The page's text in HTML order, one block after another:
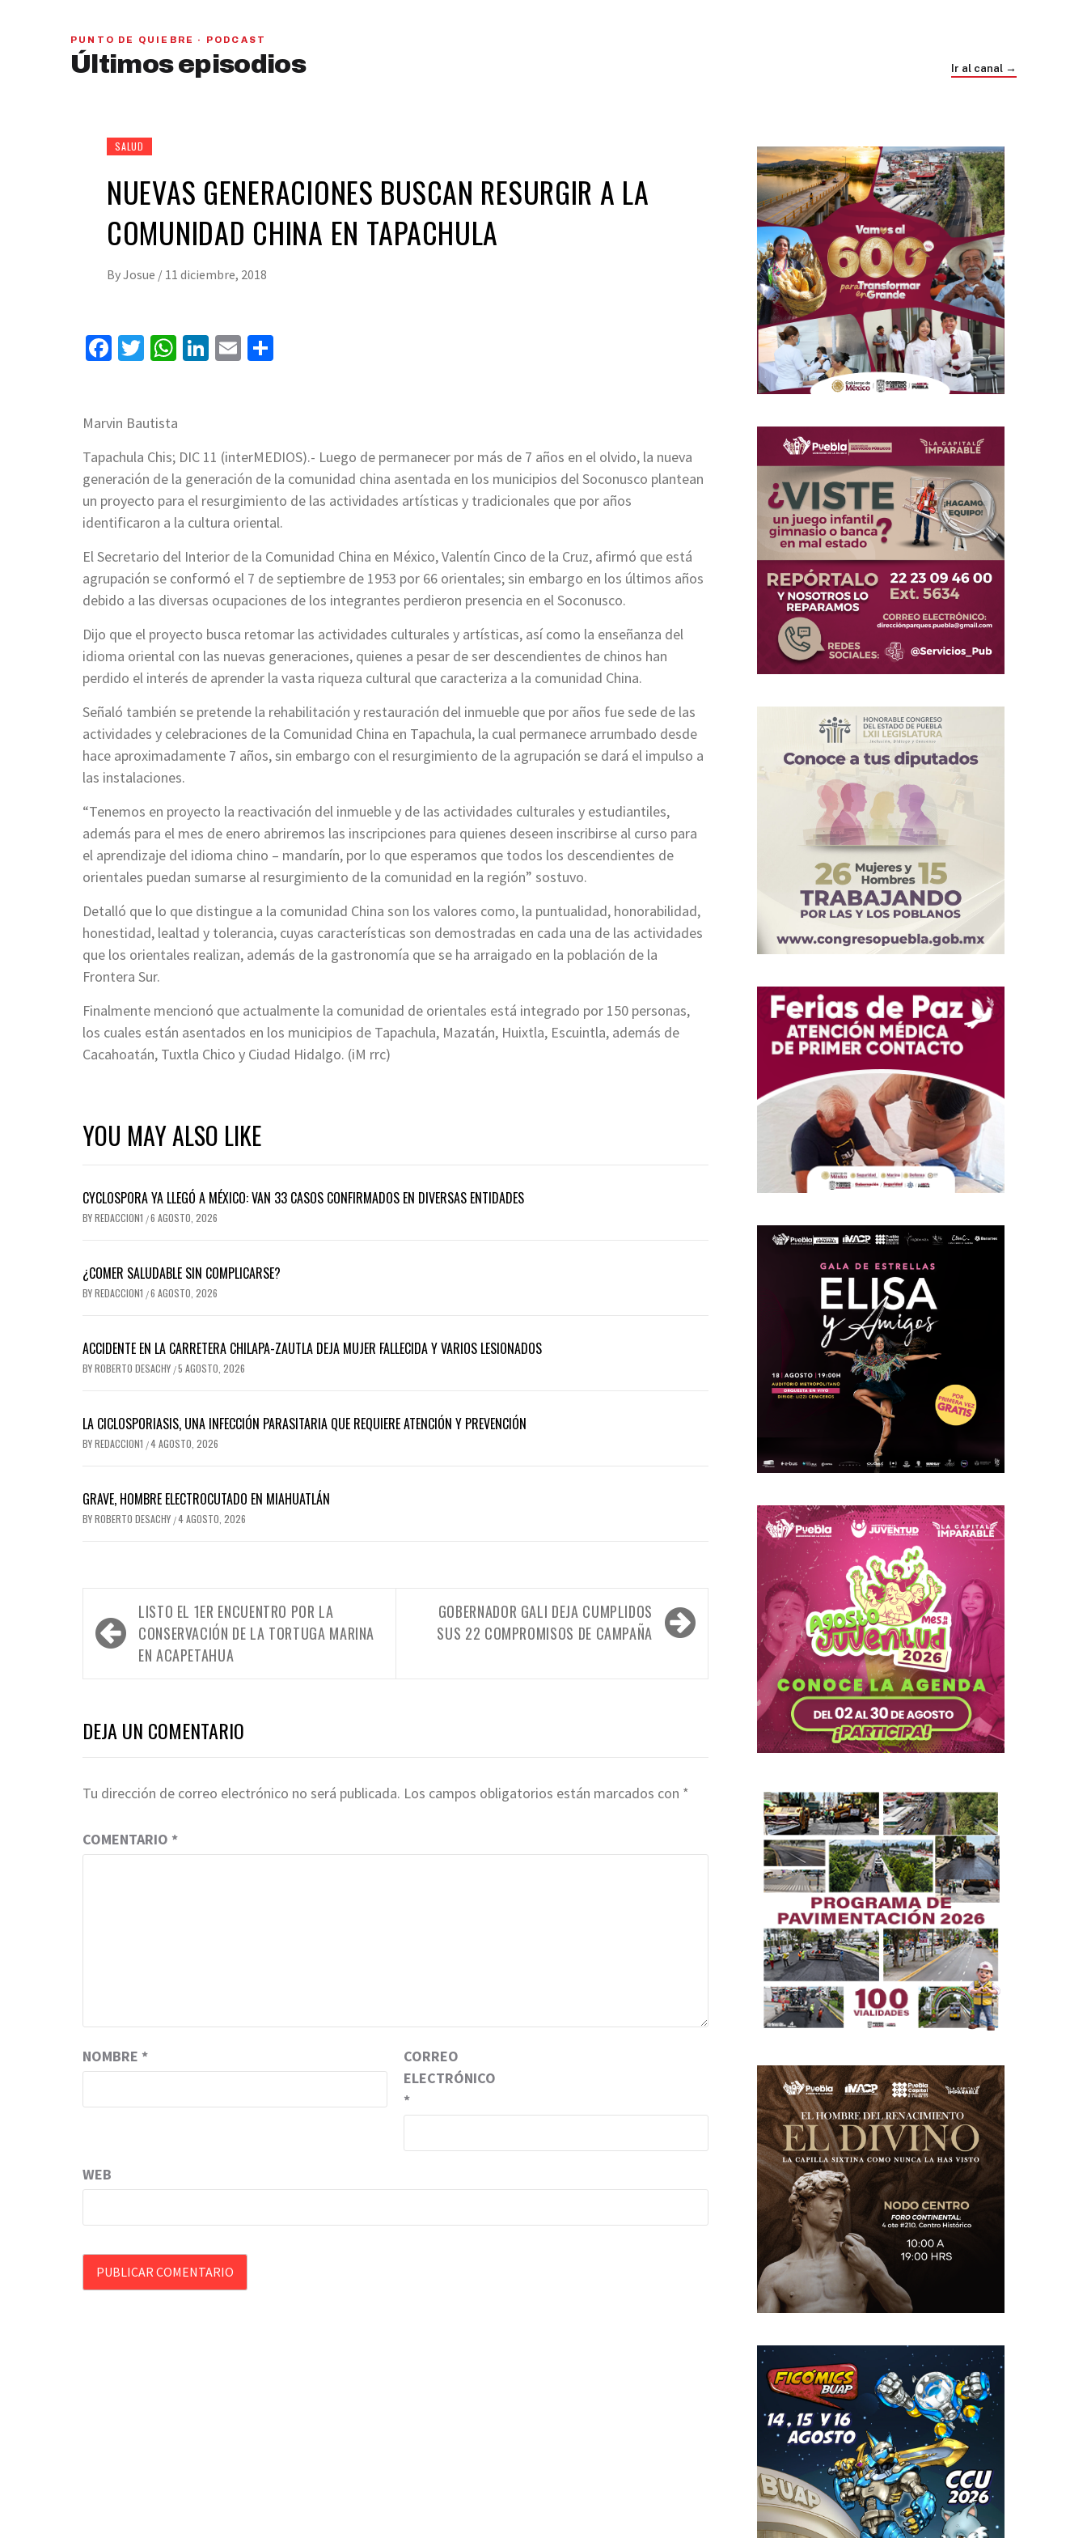
PUNTO DE QUIEBRE · PODCAST
Últimos episodios Ir al canal →
PAN y MC se beneficiarían con una alianza,
señaló Gerardo Leal
SALUD
NUEVAS GENERACIONES BUSCAN RESURGIR A LA
COMUNIDAD CHINA EN TAPACHULA
ByJosue / 11 diciembre, 2018
Facebook
Twitter
WhatsApp
LinkedIn
Email
Marvin Bautista
Tapachula Chis; DIC 11 (interMEDIOS).- Luego de permanecer por más de 7 años en el olvido, la nueva
generación de la generación de la comunidad china asentada en los municipios del Soconusco plantean
un proyecto para el resurgimiento de las actividades artísticas y tradicionales que por años
identificaron a la cultura oriental.
El Secretario del Interior de la Comunidad China en México, Valentín Cinco de la Cruz, afirmó que está
agrupación se conformó el 7 de septiembre de 1953 por 66 orientales; sin embargo en los últimos años
debido a las diversas ocupaciones de los integrantes perdieron presencia en el Soconusco.
Dijo que el proyecto busca retomar las actividades culturales y artísticas, así como la enseñanza del
idioma oriental con las nuevas generaciones, quienes a pesar de ser descendientes de chinos han
perdido el interés de aprender la vasta riqueza cultural que caracteriza a la comunidad China.
Señaló también se pretende la rehabilitación y restauración del inmueble que por años fue sede de las
actividades y celebraciones de la Comunidad China en Tapachula, la cual permanece arrumbado desde
hace aproximadamente 7 años, sin embargo con el resurgimiento de la agrupación se dará el impulso a
las instalaciones.
“Tenemos en proyecto la reactivación del inmueble y de las actividades culturales y estudiantiles,
además para el mes de enero abriremos las inscripciones para quienes deseen inscribirse al curso para
el aprendizaje del idioma chino – mandarín, por lo que esperamos que todos los descendientes de
orientales puedan sumarse al resurgimiento de la comunidad en la región” sostuvo.
Detalló que lo que distingue a la comunidad China son los valores como, la puntualidad, honorabilidad,
honestidad, lealtad y tolerancia, cuyas características son demostradas en cada una de las actividades
que los orientales realizan, además de la gastronomía que se ha arraigado en la población de la
Frontera Sur.
Finalmente mencionó que actualmente la comunidad de orientales está integrado por 150 personas,
los cuales están asentados en los municipios de Tapachula, Mazatán, Huixtla, Escuintla, además de
Cacahoatán, Tuxtla Chico y Ciudad Hidalgo. (iM rrc)
YOU MAY ALSO LIKE
CYCLOSPORA YA LLEGÓ A MÉXICO: VAN 33 CASOS CONFIRMADOS EN DIVERSAS ENTIDADES
BYREDACCION1 /6 AGOSTO, 2026
¿COMER SALUDABLE SIN COMPLICARSE?
BYREDACCION1 /6 AGOSTO, 2026
ACCIDENTE EN LA CARRETERA CHILAPA-ZAUTLA DEJA MUJER FALLECIDA Y VARIOS LESIONADOS
BYROBERTO DESACHY /5 AGOSTO, 2026
LA CICLOSPORIASIS, UNA INFECCIÓN PARASITARIA QUE REQUIERE ATENCIÓN Y PREVENCIÓN
BYREDACCION1 /4 AGOSTO, 2026
GRAVE, HOMBRE ELECTROCUTADO EN MIAHUATLÁN
BYROBERTO DESACHY /4 AGOSTO, 2026
Navegación
de
entradas
LISTO EL 1ER ENCUENTRO POR LA
CONSERVACIÓN DE LA TORTUGA MARINA
EN ACAPETAHUA
GOBERNADOR GALI DEJA CUMPLIDOS
SUS 22 COMPROMISOS DE CAMPAÑA
DEJA UN COMENTARIO
Tu dirección de correo electrónico no será publicada. Los campos obligatorios están marcados con *
COMENTARIO *
NOMBRE *
CORREO
ELECTRÓNICO
*
WEB